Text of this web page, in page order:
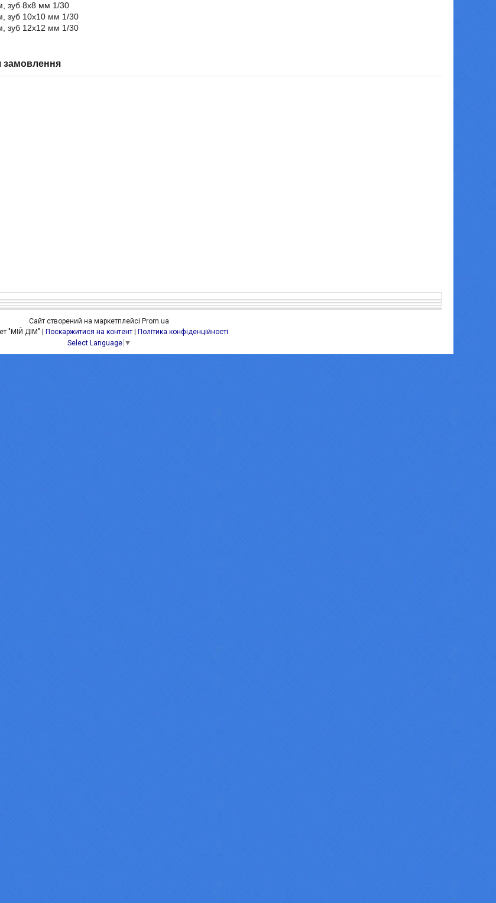
зуб 8x8 мм 1/30
зуб 10х10 мм 1/30
зуб 12x12 мм 1/30
замовлення
Сайт створений на маркетплейсі Prom.ua
Поскаржитися на контент
Політика конфіденційності
Select Language ▼